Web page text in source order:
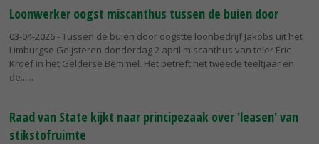
Loonwerker oogst miscanthus tussen de buien door
03-04-2026- Tussen de buien door oogstte loonbedrijf Jakobs uit het
Limburgse Geijsteren donderdag 2 april miscanthus van teler Eric
Kroef in het Gelderse Bemmel. Het betreft het tweede teeltjaar en
de...
Raad van State kijkt naar principezaak over 'leasen' van
stikstofruimte